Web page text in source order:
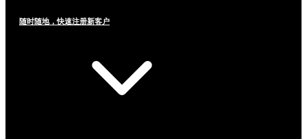
随时随地，快速注册新客户